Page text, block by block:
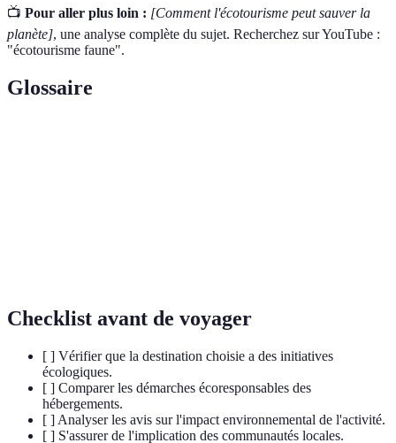
📺 Pour aller plus loin : [Comment l'écotourisme peut sauver la
planète], une analyse complète du sujet. Recherchez sur YouTube :
"écotourisme faune".
Glossaire
Checklist avant de voyager
[ ] Vérifier que la destination choisie a des initiatives
écologiques.
[ ] Comparer les démarches écoresponsables des
hébergements.
[ ] Analyser les avis sur l'impact environnemental de l'activité.
[ ] S'assurer de l'implication des communautés locales.